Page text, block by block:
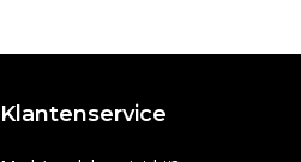
Klantenservice